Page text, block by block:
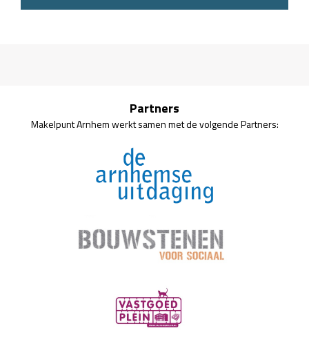
Partners
Makelpunt Arnhem werkt samen met de volgende Partners: